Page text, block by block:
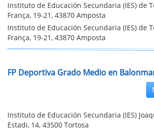
Instituto de Educación Secundaria (IES) de
França, 19-21, 43870 Amposta
Instituto de Educación Secundaria (IES) de
França, 19-21, 43870 Amposta
FP Deportiva Grado Medio en
Instituto de Educación Secundaria (IES)
Estadi, 14, 43500 Tortosa